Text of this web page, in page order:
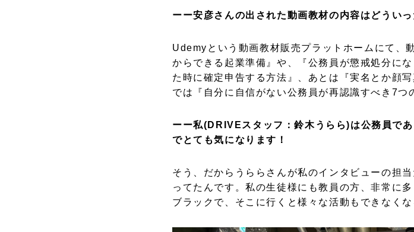
ーー安彦さんの出された動画教材の内容はどういっ
Udemyという動画教材販売プラットホームにて、
からできる起業準備』や、『公務員が懲戒処分に
た時に確定申告する方法』、あとは『実名とか顔
では『自分に自信がない公務員が再認識すべき7つ
ーー私(DRIVEスタッフ：鈴木うらら)は公務員で
でとても気になります！
そう、だからうららさんが私のインタビューの担
ってたんです。私の生徒様にも教員の方、非常に
ブラックで、そこに行くと様々な活動もできなく